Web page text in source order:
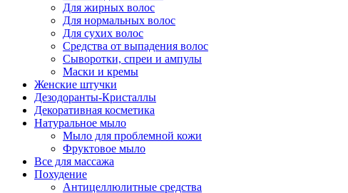
Для жирных волос
Для нормальных волос
Для сухих волос
Средства от выпадения волос
Сыворотки, спреи и ампулы
Маски и кремы
Женские штучки
Дезодоранты-Кристаллы
Декоративная косметика
Натуральное мыло
Мыло для проблемной кожи
Фруктовое мыло
Все для массажа
Похудение
Антицеллюлитные средства